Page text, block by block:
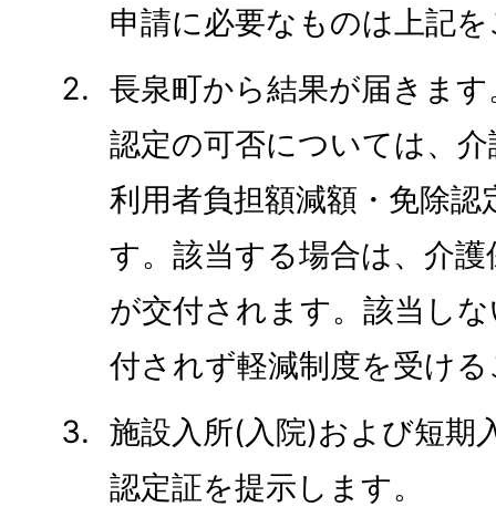
申請に必要なものは上記
長泉町から結果が届きます
認定の可否については、
利用者負担額減額・免除
す。該当する場合は、介
が交付されます。該当し
付されず軽減制度を受け
施設入所(入院)および短期
認定証を提示します。